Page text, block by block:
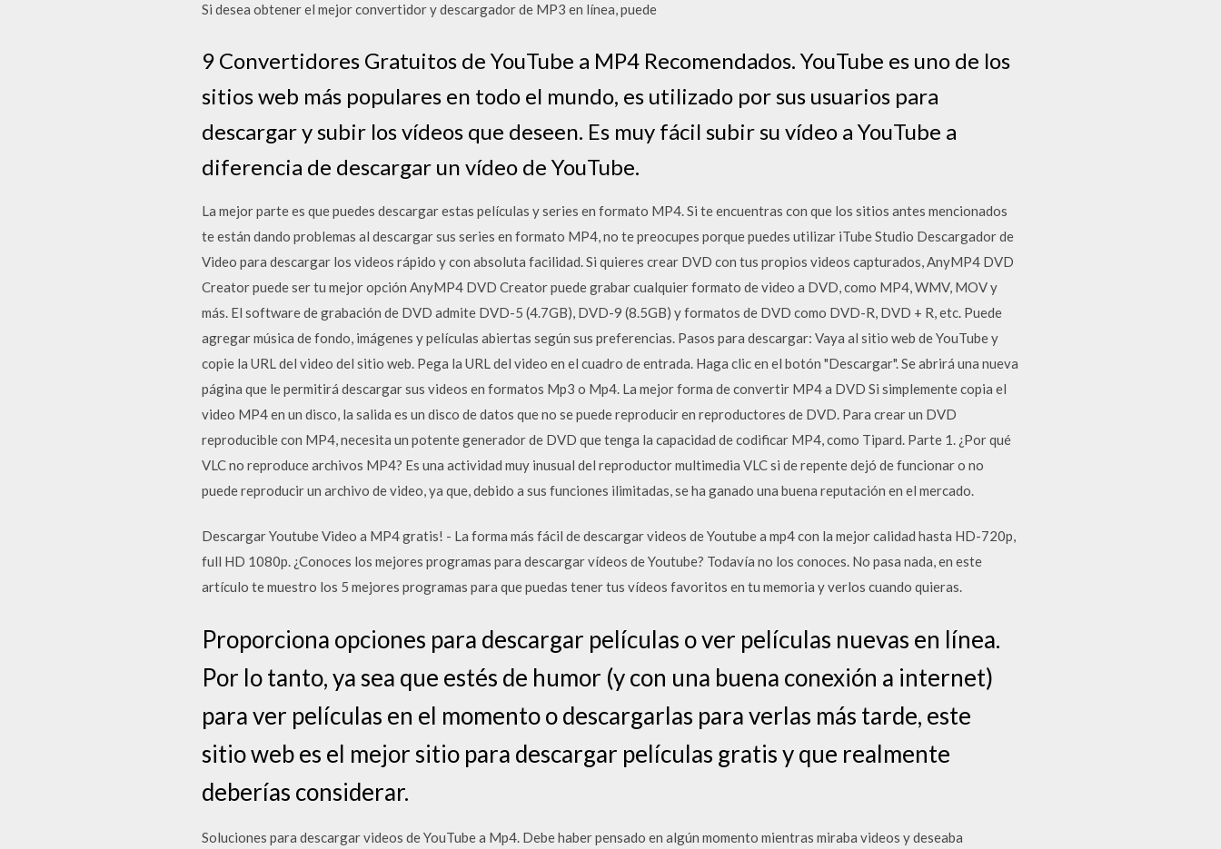
Si desea obtener el mejor convertidor y descargador de MP3 en línea, puede
9 Convertidores Gratuitos de YouTube a MP4 Recomendados. YouTube es uno de los
sitios web más populares en todo el mundo, es utilizado por sus usuarios para
descargar y subir los vídeos que deseen. Es muy fácil subir su vídeo a YouTube a
diferencia de descargar un vídeo de YouTube.
La mejor parte es que puedes descargar estas películas y series en formato MP4. Si te encuentras con que los sitios antes mencionados
te están dando problemas al descargar sus series en formato MP4, no te preocupes porque puedes utilizar iTube Studio Descargador de
Video para descargar los videos rápido y con absoluta facilidad. Si quieres crear DVD con tus propios videos capturados, AnyMP4 DVD
Creator puede ser tu mejor opción AnyMP4 DVD Creator puede grabar cualquier formato de video a DVD, como MP4, WMV, MOV y
más. El software de grabación de DVD admite DVD-5 (4.7GB), DVD-9 (8.5GB) y formatos de DVD como DVD-R, DVD + R, etc. Puede
agregar música de fondo, imágenes y películas abiertas según sus preferencias. Pasos para descargar: Vaya al sitio web de YouTube y
copie la URL del video del sitio web. Pega la URL del video en el cuadro de entrada. Haga clic en el botón "Descargar". Se abrirá una nueva
página que le permitirá descargar sus videos en formatos Mp3 o Mp4. La mejor forma de convertir MP4 a DVD Si simplemente copia el
video MP4 en un disco, la salida es un disco de datos que no se puede reproducir en reproductores de DVD. Para crear un DVD
reproducible con MP4, necesita un potente generador de DVD que tenga la capacidad de codificar MP4, como Tipard. Parte 1. ¿Por qué
VLC no reproduce archivos MP4? Es una actividad muy inusual del reproductor multimedia VLC si de repente dejó de funcionar o no
puede reproducir un archivo de video, ya que, debido a sus funciones ilimitadas, se ha ganado una buena reputación en el mercado.
Descargar Youtube Video a MP4 gratis! - La forma más fácil de descargar videos de Youtube a mp4 con la mejor calidad hasta HD-720p,
full HD 1080p. ¿Conoces los mejores programas para descargar vídeos de Youtube? Todavía no los conoces. No pasa nada, en este
artículo te muestro los 5 mejores programas para que puedas tener tus vídeos favoritos en tu memoria y verlos cuando quieras.
Proporciona opciones para descargar películas o ver películas nuevas en línea.
Por lo tanto, ya sea que estés de humor (y con una buena conexión a internet)
para ver películas en el momento o descargarlas para verlas más tarde, este
sitio web es el mejor sitio para descargar películas gratis y que realmente
deberías considerar.
Soluciones para descargar videos de YouTube a Mp4. Debe haber pensado en algún momento mientras miraba videos y deseaba